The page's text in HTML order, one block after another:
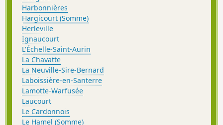
Harbonnières
Hargicourt (Somme)
Herleville
Ignaucourt
L'Échelle-Saint-Aurin
La Chavatte
La Neuville-Sire-Bernard
Laboissière-en-Santerre
Lamotte-Warfusée
Laucourt
Le Cardonnois
Le Hamel (Somme)